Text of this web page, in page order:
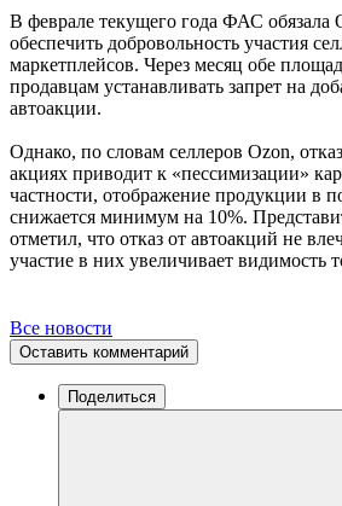
В феврале текущего года ФАС обязала
обеспечить добровольность участия
маркетплейсов. Через месяц обе
продавцам устанавливать запрет на
автоакции.
Однако, по словам селлеров Ozon,
акциях приводит к «пессимизации»
частности, отображение продукции в
снижается минимум на 10%.
отметил, что отказ от автоакций не
участие в них увеличивает видимость
Все новости
Оставить комментарий
Поделиться